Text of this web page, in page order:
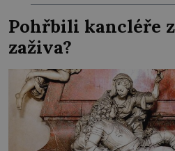
William Shakespeare
Macbethovi. Napsal ji pro
jenž v roce 1603 vystřídal
Pohřbili kancléře
zaživa?